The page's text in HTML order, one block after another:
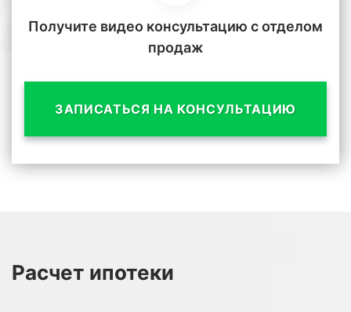
Получите видео консультацию с отделом
продаж
ЗАПИСАТЬСЯ НА КОНСУЛЬТАЦИЮ
Расчет ипотеки